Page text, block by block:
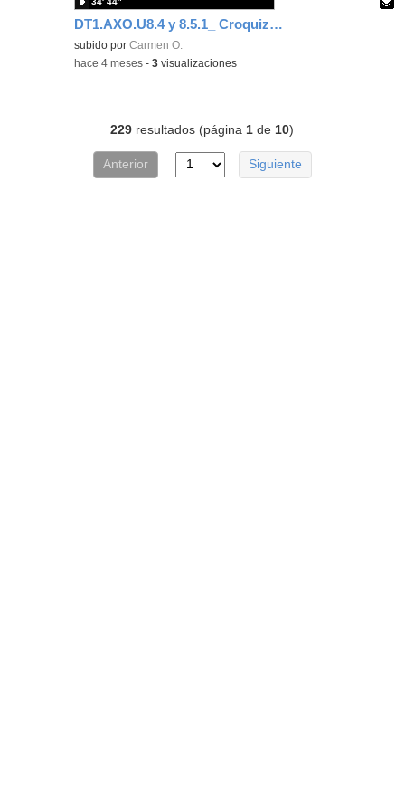
DT1.AXO.U8.4 y 8.5.1_ Croquizado de perspectivas y ejercicios (Parte 2 de la clase)
Contenido educativo.
subido porCarmen O.
-hace 4 meses -3 visualizaciones
229 resultados (página 1 de 10)
Anterior Siguiente